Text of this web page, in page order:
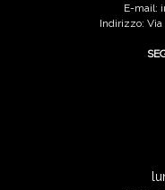
E-mail:
Indirizzo: Via